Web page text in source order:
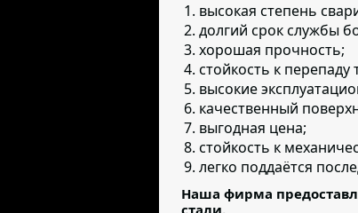
высокая степень
долгий срок службы
хорошая прочность;
стойкость к перепаду
высокие
качественный
выгодная цена;
стойкость к
легко поддаётся
Наша фирма
стали.